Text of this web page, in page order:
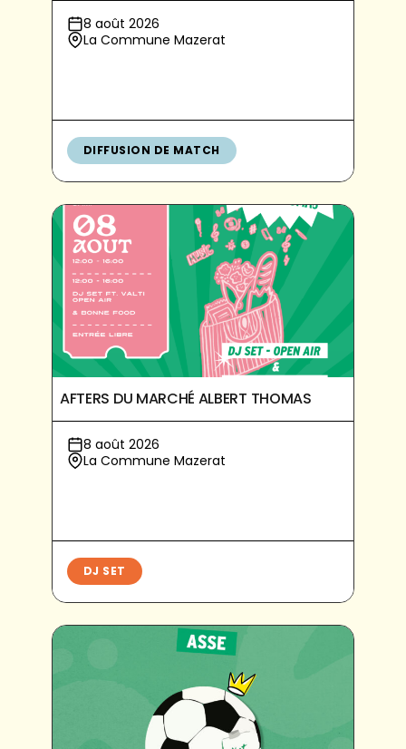
8 août 2026
La Commune Mazerat
DIFFUSION DE MATCH
AFTERS DU MARCHÉ ALBERT THOMAS
8 août 2026
La Commune Mazerat
DJ SET